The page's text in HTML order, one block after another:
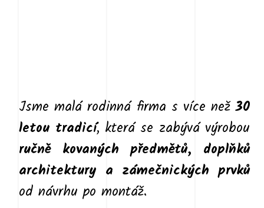
Jsme malá rodinná firma s více než30
letou tradicí, která se zabývá výrobou
ručně kovaných předmětů, doplňků
architektury a zámečnických prvků
od návrhu po montáž.